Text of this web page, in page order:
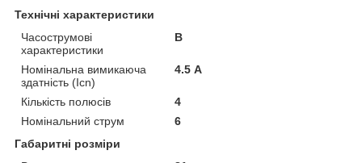
Технічні характеристики
Часострумові
характеристики
B
Номінальна вимикаюча
здатність (Icn)
4.5 А
Кількість полюсів
4
Номінальний струм
6
Габаритні розміри